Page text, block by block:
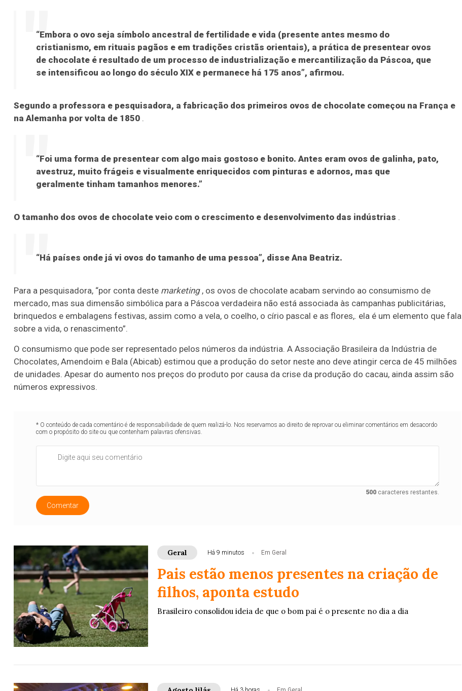
“Embora o ovo seja símbolo ancestral de fertilidade e vida (presente antes mesmo do
cristianismo, em rituais pagãos e em tradições cristãs orientais), a prática de presentear ovos
de chocolate é resultado de um processo de industrialização e mercantilização da Páscoa, que
se intensificou ao longo do século XIX e permanece há 175 anos”, afirmou.
Segundo a professora e pesquisadora, a fabricação dos primeiros ovos de chocolate começou na França e
na Alemanha por volta de 1850 .
“Foi uma forma de presentear com algo mais gostoso e bonito. Antes eram ovos de galinha, pato,
avestruz, muito frágeis e visualmente enriquecidos com pinturas e adornos, mas que
geralmente tinham tamanhos menores.”
O tamanho dos ovos de chocolate veio com o crescimento e desenvolvimento das indústrias .
“Há países onde já vi ovos do tamanho de uma pessoa”, disse Ana Beatriz.
Para a pesquisadora, “por conta deste marketing, os ovos de chocolate acabam servindo ao consumismo de
mercado, mas sua dimensão simbólica para a Páscoa verdadeira não está associada às campanhas publicitárias,
brinquedos e embalagens festivas, assim como a vela, o coelho, o círio pascal e as flores,. ela é um elemento que fala
sobre a vida, o renascimento”.
O consumismo que pode ser representado pelos números da indústria. A Associação Brasileira da Indústria de
Chocolates, Amendoim e Bala (Abicab) estimou que a produção do setor neste ano deve atingir cerca de 45 milhões
de unidades. Apesar do aumento nos preços do produto por causa da crise da produção do cacau, ainda assim são
números expressivos.
* O conteúdo de cada comentário é de responsabilidade de quem realizá-lo. Nos reservamos ao direito de reprovar ou eliminar comentários em desacordo
com o propósito do site ou que contenham palavras ofensivas.
500caracteres restantes.
Comentar
Geral Há 9 minutos Em Geral
Pais estão menos presentes na criação de
filhos, aponta estudo
Brasileiro consolidou ideia de que o bom pai é o presente no dia a dia